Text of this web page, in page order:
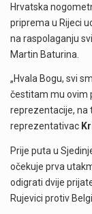
Hrvatska
priprema u Rijeci
na raspolaganju
Martin Baturina.
„Hvala Bogu, svi
čestitam mu ovim
reprezentacije, na
reprezentativac
Prije puta u
očekuje prva
odigrati dvije
Rujevici protiv